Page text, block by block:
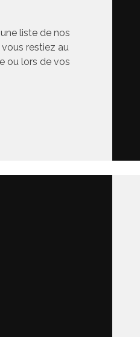
liste de nos
restiez au
ou lors de vos